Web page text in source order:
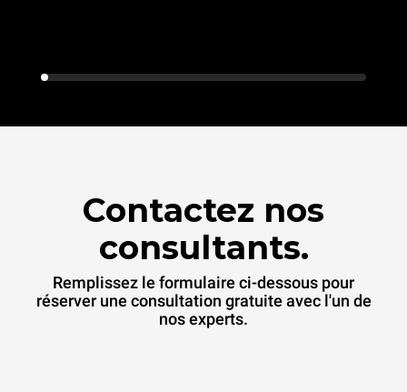
Contactez nos
consultants.
Remplissez le formulaire ci-dessous pour
réserver une consultation gratuite avec l'un de
nos experts.